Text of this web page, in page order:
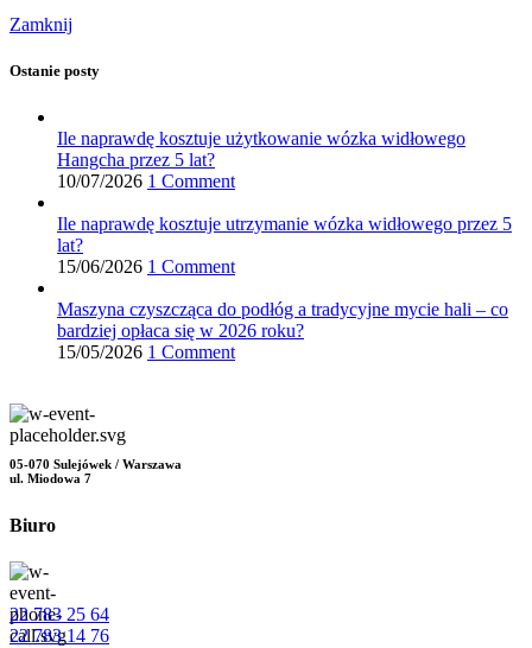
Zamknij
Ostanie posty
Ile naprawdę kosztuje użytkowanie wózka widłowego
Hangcha przez 5 lat?
10/07/2026 1 Comment
Ile naprawdę kosztuje utrzymanie wózka widłowego przez 5
lat?
15/06/2026 1 Comment
Maszyna czyszcząca do podłóg a tradycyjne mycie hali – co
bardziej opłaca się w 2026 roku?
15/05/2026 1 Comment
05-070 Sulejówek / Warszawa
ul. Miodowa 7
Biuro
22 783 25 64
22 783 14 76